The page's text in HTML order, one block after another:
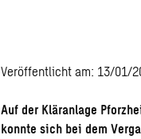
Veröffentlicht am: 13/01/
Auf der Kläranlage
konnte sich bei dem